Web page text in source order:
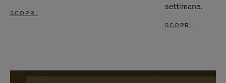
SCOPRI
settimane.
SCOPRI